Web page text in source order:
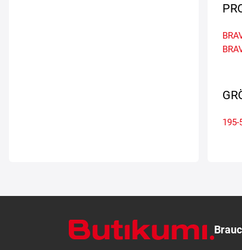
195-